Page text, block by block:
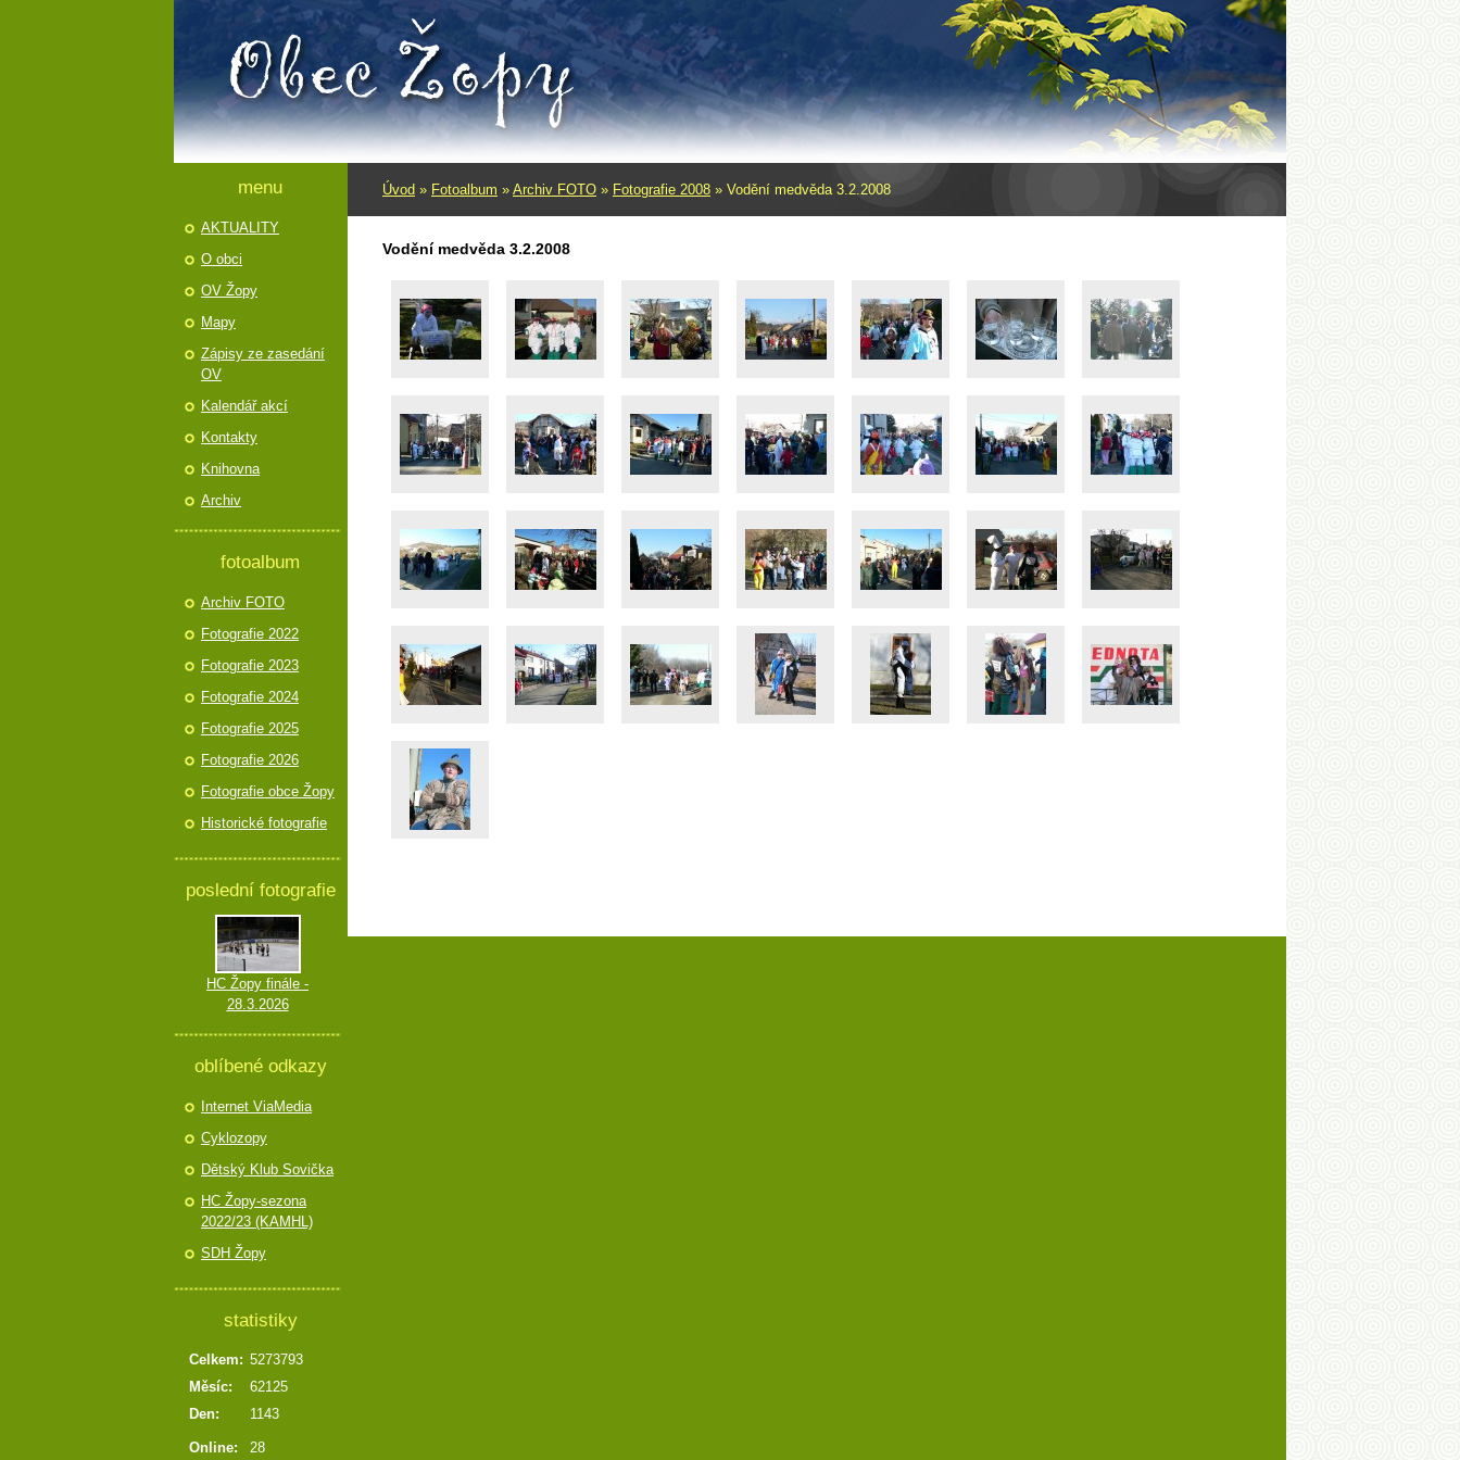
Úvod » Fotoalbum » Archiv FOTO » Fotografie 2008 » Vodění­ medvěda 3.2.2008
Vodění­ medvěda 3.2.2008
menu
AKTUALITY
O obci
OV Žopy
Mapy
Zápisy ze zasedání
OV
Kalendář akcí
Kontakty
Knihovna
Archiv
fotoalbum
Archiv FOTO
Fotografie 2022
Fotografie 2023
Fotografie 2024
Fotografie 2025
Fotografie 2026
Fotografie obce Žopy
Historické fotografie
poslední fotografie
HC Žopy finále -
28.3.2026
oblíbené odkazy
Internet ViaMedia
Cyklozopy
Dětský Klub Sovička
HC Žopy-sezona
2022/23 (KAMHL)
SDH Žopy
statistiky
Online: 28
Celkem: 5273793
Měsíc:
62125
Den:
1143